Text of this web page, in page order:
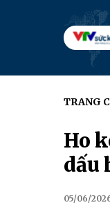
TRANG
Ho
dấu
05/06/